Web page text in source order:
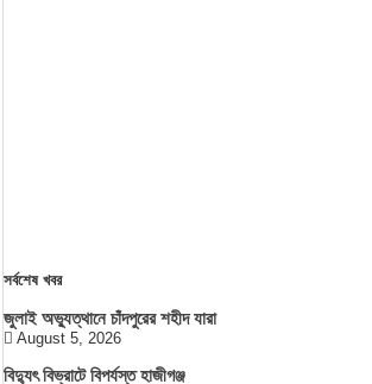
সর্বশেষ খবর
জুলাই অভ্যুত্থানে চাঁদপুরের শহীদ যারা
August 5, 2026
বিদ্যুৎ বিভ্রাটে বিপর্যস্ত হাজীগঞ্জ